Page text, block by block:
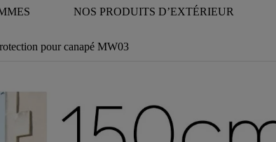
NOS PRODUITS D’EXTÉRIEUR
pour canapé MW03